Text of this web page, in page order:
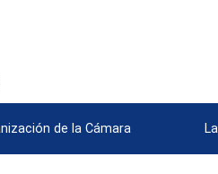
de la Cámara